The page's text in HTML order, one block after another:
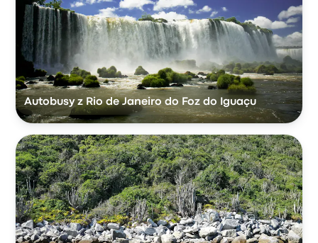
Autobusy z Rio de Janeiro do Foz do Iguaçu